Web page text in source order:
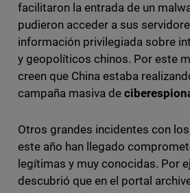
facilitaron la entrada de un
pudieron acceder a sus
información privilegiada sobre
y geopolíticos chinos. Por este
creen que China estaba
campaña masiva de
Otros grandes incidentes con
este año han llegado
legítimas y muy conocidas. Por
descubrió que en el portal